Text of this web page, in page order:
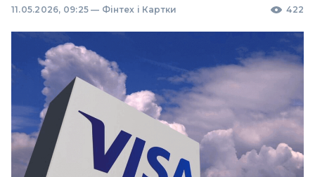
11.05.2026, 09:25 — Фінтех і Картки 422